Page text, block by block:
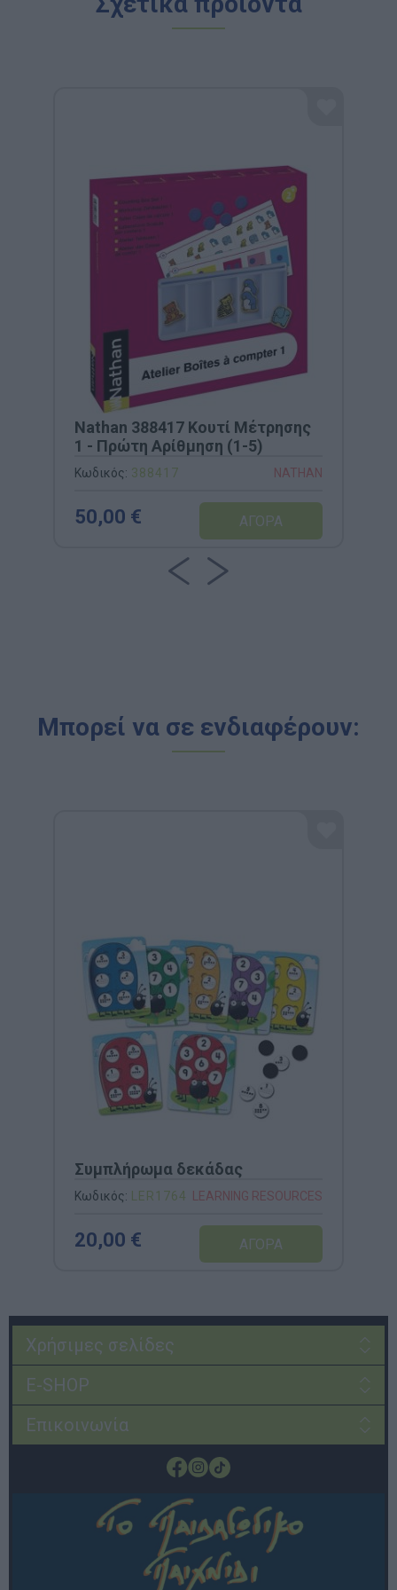
Nathan 388417 Κουτί Μέτρησης
1 - Πρώτη Αρίθμηση (1-5)
Κωδικός: 388417 NATHAN
50,00 €
Μπορεί να σε ενδιαφέρουν:
Συμπλήρωμα δεκάδας
Κωδικός: LΕR1764 LEARNING RESOURCES
20,00 €
Χρήσιμες σελίδες
E-SHOP
Επικοινωνία